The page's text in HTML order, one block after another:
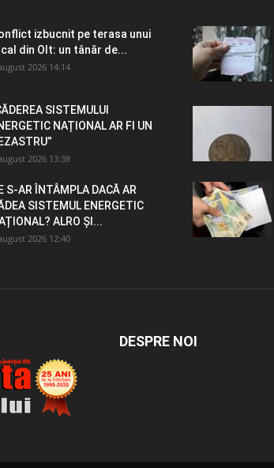
izbucnit pe terasa unui
din Olt: un tânăr de...
2026 14:14
SISTEMULUI
NAȚIONAL AR FI UN
2026 13:38
S-AR ÎNTÂMPLA DACĂ AR
SISTEMUL ENERGETIC
ALRO ȘI...
2026 12:40
DESPRE NOI